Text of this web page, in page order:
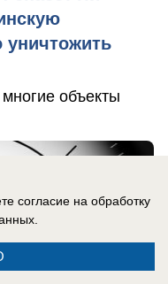
уничтожить
объекты
согласие на обработку